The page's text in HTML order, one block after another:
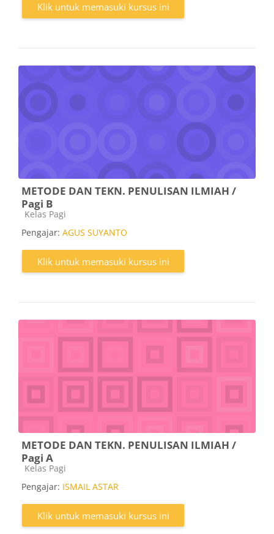
Klik untuk memasuki kursus ini
METODE DAN TEKN. PENULISAN ILMIAH /
Pagi B
Kategori kursus
Kelas Pagi
Pengajar: AGUS SUYANTO
Klik untuk memasuki kursus ini
METODE DAN TEKN. PENULISAN ILMIAH /
Pagi A
Kategori kursus
Kelas Pagi
Pengajar: ISMAIL ASTAR
Klik untuk memasuki kursus ini